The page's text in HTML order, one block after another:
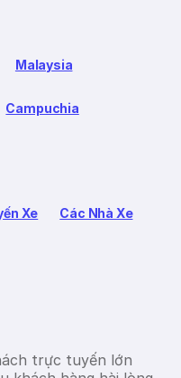
Malaysia
Campuchia
Xe Các Nhà Xe
trực tuyến lớn